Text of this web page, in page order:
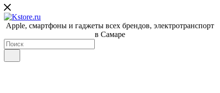
Apple, cмартфоны и гаджеты всех брендов, электротранспорт
в Самаре